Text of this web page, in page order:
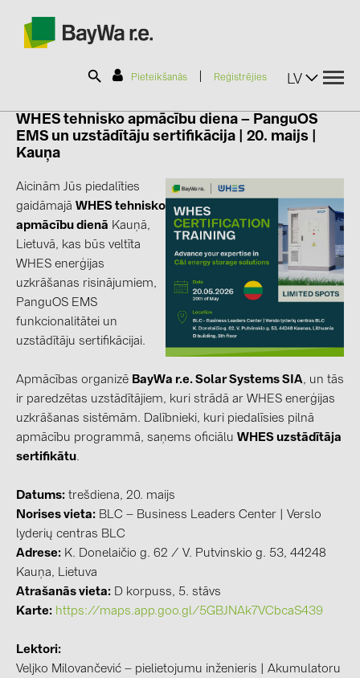
Pieteikšanās Reģistrējies LV
SOLAR-PLANIT
Produkti
Informācija
Jaunumi
Katalogi
kontakti
KATEGORIJAS
Invertori (105)
Invertoru aksesuāri (84)
Enerģijas uzglabāšana (74)
E-Mobilitāte (19)
Instalācijas (87)
RAŽOTĀJI
ABB (21)
WHES tehnisko apmācību diena – PanguOS
EMS un uzstādītāju sertifikācija | 20. maijs |
Kauņa
Aicinām Jūs piedalīties
gaidāmajā WHES tehnisko
apmācību dienā Kauņā,
Lietuvā, kas būs veltīta
WHES enerģijas
uzkrāšanas risinājumiem,
PanguOS EMS
funkcionalitātei un
uzstādītāju sertifikācijai.
Apmācības organizē BayWa r.e. Solar Systems SIA, un tās
ir paredzētas uzstādītājiem, kuri strādā ar WHES enerģijas
uzkrāšanas sistēmām. Dalībnieki, kuri piedalīsies pilnā
apmācību programmā, saņems oficiālu WHES uzstādītāja
sertifikātu.
Datums: trešdiena, 20. maijs
Norises vieta: BLC – Business Leaders Center | Verslo
lyderių centras BLC
Adrese: K. Donelaičio g. 62 / V. Putvinskio g. 53, 44248
Kauņa, Lietuva
Atrašanās vieta: D korpuss, 5. stāvs
Karte: https://maps.app.goo.gl/5GBJNAk7VCbcaS439
Lektori:
Veljko Milovančević – pielietojumu inženieris | Akumulatoru